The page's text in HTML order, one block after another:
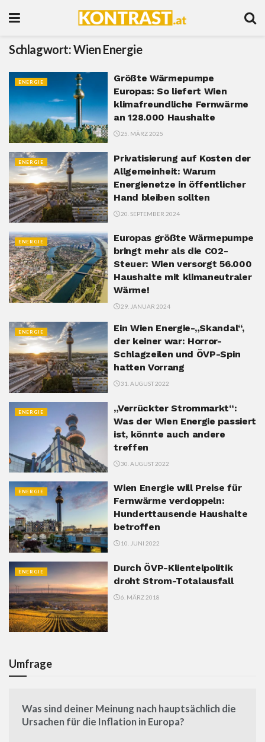
Schlagwort:Wien Energie
ENERGIE
Größte Wärmepumpe
Europas: So liefert Wien
klimafreundliche Fernwärme
an 128.000 Haushalte
25. MÄRZ 2025
ENERGIE
Privatisierung auf Kosten der
Allgemeinheit: Warum
Energienetze in öffentlicher
Hand bleiben sollten
20. SEPTEMBER 2024
ENERGIE
Europas größte Wärmepumpe
bringt mehr als die CO2-
Steuer: Wien versorgt 56.000
Haushalte mit klimaneutraler
Wärme!
29. JANUAR 2024
ENERGIE
Ein Wien Energie-„Skandal“,
der keiner war: Horror-
Schlagzeilen und ÖVP-Spin
hatten Vorrang
31. AUGUST 2022
ENERGIE
„Verrückter Strommarkt“:
Was der Wien Energie passiert
ist, könnte auch andere
treffen
30. AUGUST 2022
ENERGIE
Wien Energie will Preise für
Fernwärme verdoppeln:
Hunderttausende Haushalte
betroffen
10. JUNI 2022
ENERGIE
Durch ÖVP-Klientelpolitik
droht Strom-Totalausfall
6. MÄRZ 2018
Umfrage
Was sind deiner Meinung nach hauptsächlich die
Ursachen für die Inflation in Europa?